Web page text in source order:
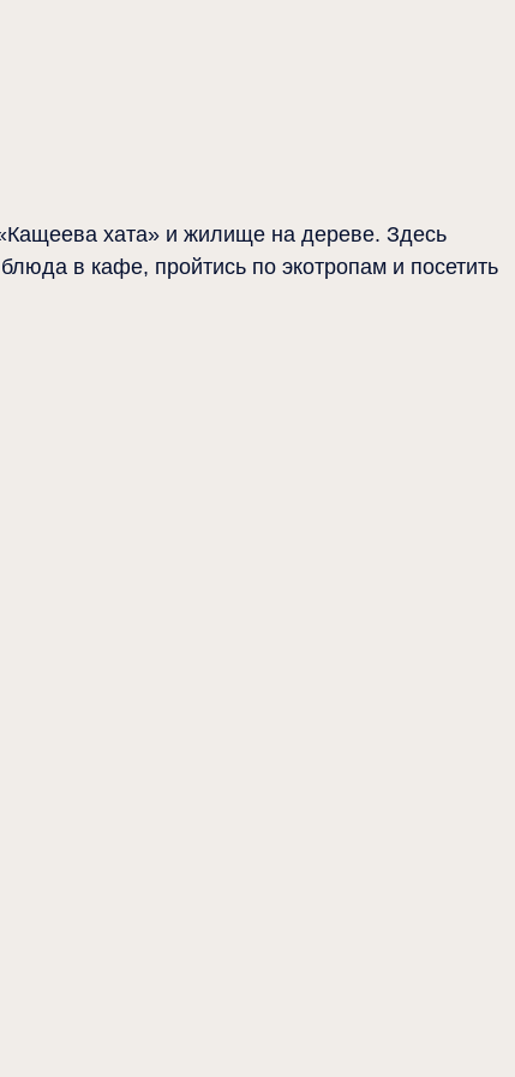
хата» и жилище на дереве. Здесь
в кафе, пройтись по экотропам и посетить